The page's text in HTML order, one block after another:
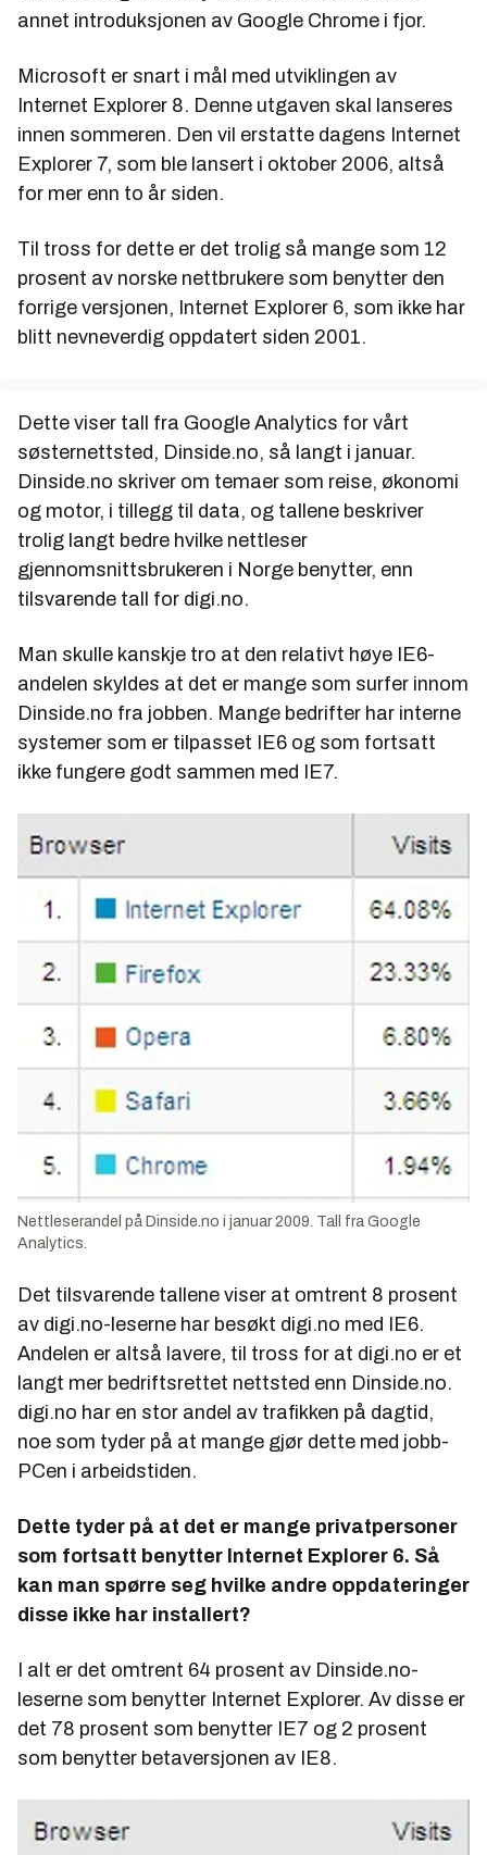
annet introduksjonen av Google Chrome i fjor.
Microsoft er snart i mål med utviklingen av
Internet Explorer 8. Denne utgaven skal lanseres
innen sommeren. Den vil erstatte dagens Internet
Explorer 7, som ble lansert i oktober 2006, altså
for mer enn to år siden.
Til tross for dette er det trolig så mange som 12
prosent av norske nettbrukere som benytter den
forrige versjonen, Internet Explorer 6, som ikke har
blitt nevneverdig oppdatert siden 2001.
Dette viser tall fra Google Analytics for vårt
søsternettsted, Dinside.no, så langt i januar.
Dinside.no skriver om temaer som reise, økonomi
og motor, i tillegg til data, og tallene beskriver
trolig langt bedre hvilke nettleser
gjennomsnittsbrukeren i Norge benytter, enn
tilsvarende tall for digi.no.
Man skulle kanskje tro at den relativt høye IE6-
andelen skyldes at det er mange som surfer innom
Dinside.no fra jobben. Mange bedrifter har interne
systemer som er tilpasset IE6 og som fortsatt
ikke fungere godt sammen med IE7.
Nettleserandel på Dinside.no i januar 2009. Tall fra Google
Analytics.
Det tilsvarende tallene viser at omtrent 8 prosent
av digi.no-leserne har besøkt digi.no med IE6.
Andelen er altså lavere, til tross for at digi.no er et
langt mer bedriftsrettet nettsted enn Dinside.no.
digi.no har en stor andel av trafikken på dagtid,
noe som tyder på at mange gjør dette med jobb-
PCen i arbeidstiden.
Dette tyder på at det er mange privatpersoner
som fortsatt benytter Internet Explorer 6. Så
kan man spørre seg hvilke andre oppdateringer
disse ikke har installert?
I alt er det omtrent 64 prosent av Dinside.no-
leserne som benytter Internet Explorer. Av disse er
det 78 prosent som benytter IE7 og 2 prosent
som benytter betaversjonen av IE8.